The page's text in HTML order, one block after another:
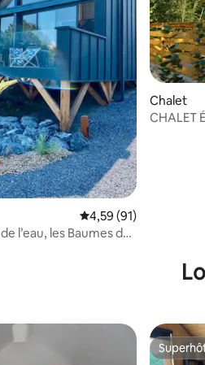
Évaluation moyenne
4,59 (91)
l’eau, les Baumes des
Chalet
CHALET